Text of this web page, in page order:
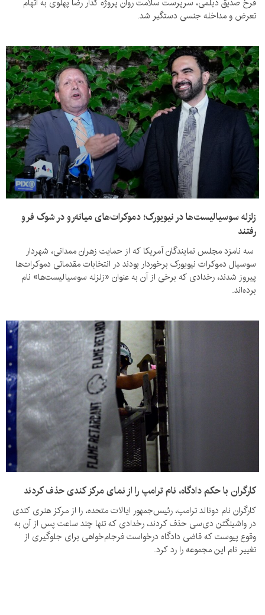
تعرض و مداخله جنسی دستگیر شد.
زلزله سوسیالیست‌ها در نیویورک؛ دموکرات‌های میانه‌رو در شوک فرو
رفتند
سه نامزد مجلس نمایندگان آمریکا که از حمایت زهران ممدانی، شهردار
سوسیال دموکرات نیویورک برخوردار بودند در انتخابات مقدماتی دموکرات‌ها
پیروز شدند، رخدادی که برخی از آن به عنوان «زلزله سوسیالیست‌ها» نام
برده‌اند.
کارگران با حکم دادگاه، نام ترامپ را از نمای مرکز کندی حذف کردند
کارگران نام دونالد ترامپ، رئیس‌جمهور ایالات متحده، را از مرکز هنری کندی
در واشینگتن دی‌سی حذف کردند، رخدادی که تنها چند ساعت پس از آن به
وقوع پیوست که قاضی دادگاه درخواست فرجام‌خواهی برای جلوگیری از
تغییر نام این مجموعه را رد کرد.